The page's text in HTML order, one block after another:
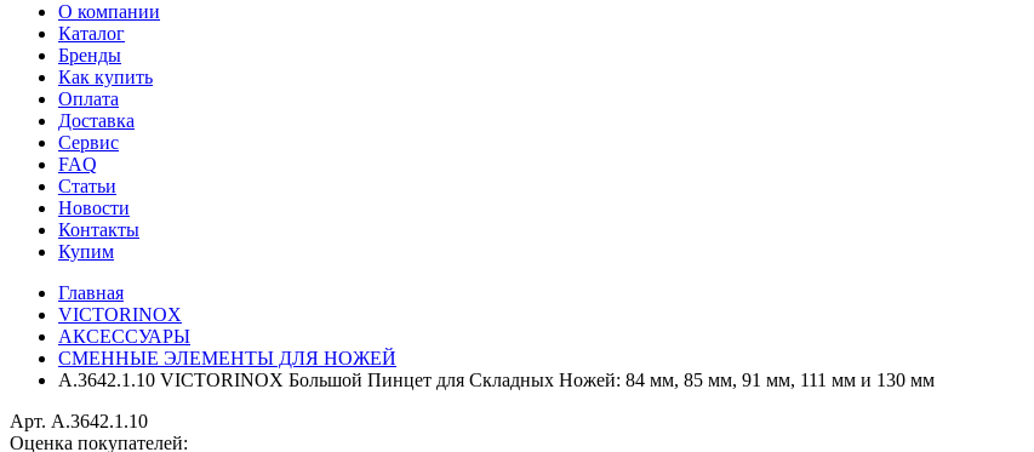
О компании
Каталог
Бренды
Как купить
Оплата
Доставка
Сервис
FAQ
Статьи
Новости
Контакты
Купим
Главная
VICTORINOX
АКСЕССУАРЫ
СМЕННЫЕ ЭЛЕМЕНТЫ ДЛЯ НОЖЕЙ
A.3642.1.10 VICTORINOX Большой Пинцет для Складных Ножей: 84 мм, 85 мм, 91 мм, 111 мм и 130 мм
Арт. A.3642.1.10
Оценка покупателей: